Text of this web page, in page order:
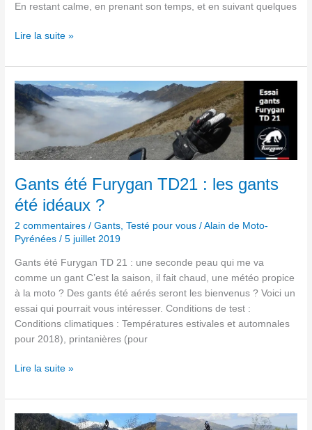
En restant calme, en prenant son temps, et en suivant quelques
Lire la suite »
Gants été Furygan TD21 : les gants
été idéaux ?
2 commentaires /Gants,Testé pour vous /Alain de Moto-
Pyrénées/5 juillet 2019
Gants été Furygan TD 21 : une seconde peau qui me va
comme un gant C’est la saison, il fait chaud, une météo propice
à la moto ? Des gants été aérés seront les bienvenus ? Voici un
essai qui pourrait vous intéresser. Conditions de test :
Conditions climatiques : Températures estivales et automnales
pour 2018), printanières (pour
Gants
été
Furygan
TD21 :
les
été
Lire la suite »
Disques